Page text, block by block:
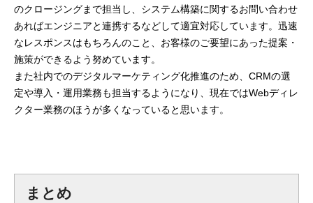
のクロージングまで担当し、システム構築に関するお問い合わせ
あればエンジニアと連携するなどして適宜対応しています。迅速
なレスポンスはもちろんのこと、お客様のご要望にあった提案・
施策ができるよう努めています。
また社内でのデジタルマーケティング化推進のため、CRMの選
定や導入・運用業務も担当するようになり、現在ではWebディレ
クター業務のほうが多くなっていると思います。
まとめ